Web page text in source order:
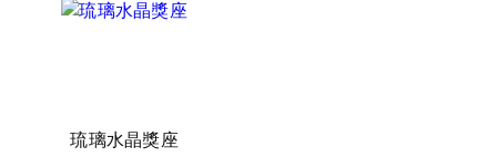
琉璃水晶獎座